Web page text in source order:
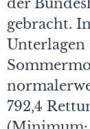
der
gebracht.
792,4